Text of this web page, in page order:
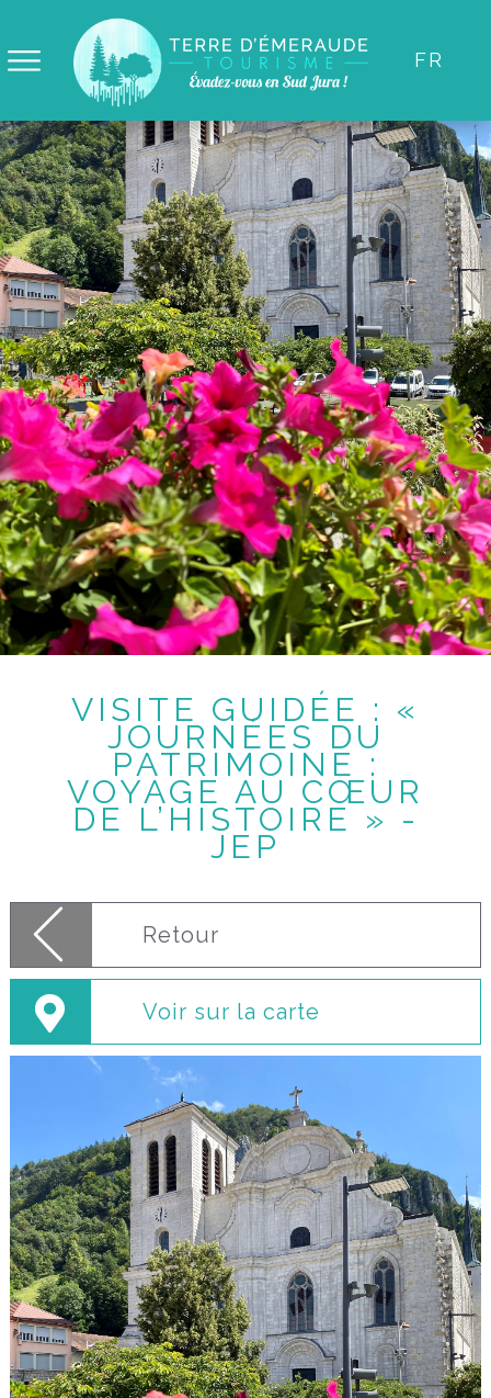
FR
VISITE GUIDÉE : «
JOURNÉES DU
PATRIMOINE :
VOYAGE AU CŒUR
DE L’HISTOIRE » -
JEP
Retour
Voir sur la carte
Panneau de gestion des cookies